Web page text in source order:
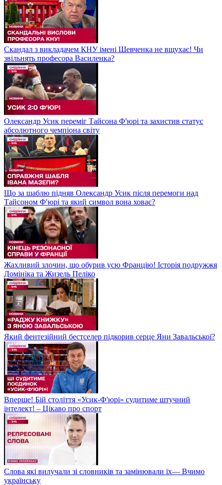
Скандал з викладачем КНУ імені Шевченка не вщухає! Чи
звільнять професора Василенка?
Олександр Усик переміг Тайсона Ф'юрі та захистив статус
абсолютного чемпіона світу
Що за шаблю підняв Олександр Усик після перемоги над
Тайсоном Ф'юрі та який символ вона ховає?
Жахливий злочин, що обурив усю Францію! Історія подружжя
Домініка та Жизель Пеліко
Який фентезійний бестселер підкорив серце Яни Завальської?
Вперше! Бій століття «Усик-Ф'юрі» судитиме штучний
інтелект! – Цікаво про спорт
Слова які вилучали зі словників та замінювали їх— Вчимо
українську